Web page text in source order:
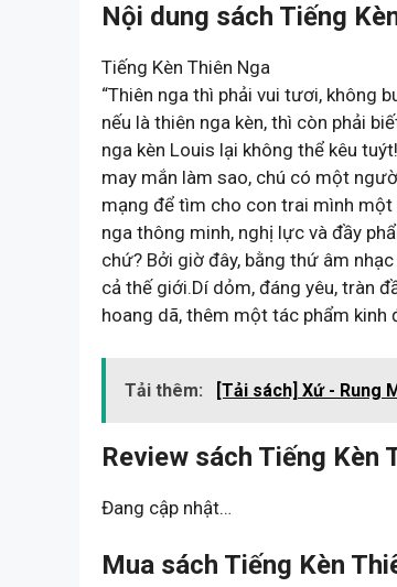
Nội dung sách Tiếng
Tiếng Kèn Thiên Nga
“Thiên nga thì phải vui tươi, không
nếu là thiên nga kèn, thì còn phải
nga kèn Louis lại không thể kêu
may mắn làm sao, chú có một
mạng để tìm cho con trai mình
nga thông minh, nghị lực và đầy
chứ? Bởi giờ đây, bằng thứ âm
cả thế giới.Dí dỏm, đáng yêu, tràn
hoang dã, thêm một tác phẩm kinh
Tải thêm: [Tải sách] Xứ - Rung
Review sách Tiếng Kèn
Đang cập nhật…
Mua sách Tiếng Kèn